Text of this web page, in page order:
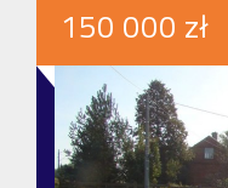
150 000 zł